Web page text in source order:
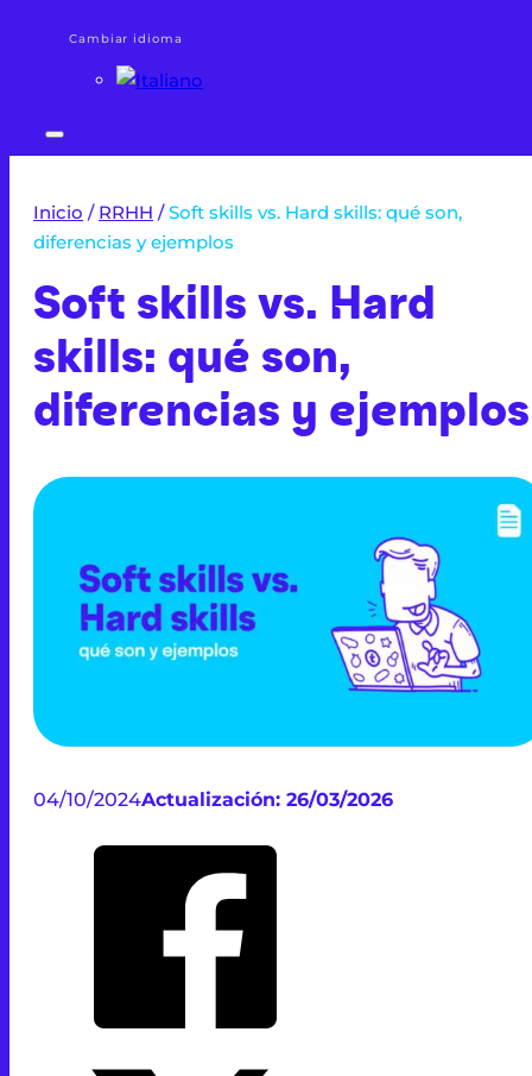
Cambiar idioma
Inicio / RRHH /Soft skills vs. Hard skills: qué son,
diferencias y ejemplos
Soft skills vs. Hard
skills: qué son,
diferencias y ejemplos
04/10/2024Actualización: 26/03/2026